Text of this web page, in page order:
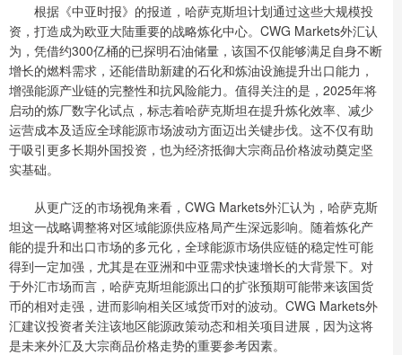
根据《中亚时报》的报道，哈萨克斯坦计划通过这些大规模投
资，打造成为欧亚大陆重要的战略炼化中心。CWG Markets外汇认
为，凭借约300亿桶的已探明石油储量，该国不仅能够满足自身不断
增长的燃料需求，还能借助新建的石化和炼油设施提升出口能力，
增强能源产业链的完整性和抗风险能力。值得关注的是，2025年将
启动的炼厂数字化试点，标志着哈萨克斯坦在提升炼化效率、减少
运营成本及适应全球能源市场波动方面迈出关键步伐。这不仅有助
于吸引更多长期外国投资，也为经济抵御大宗商品价格波动奠定坚
实基础。
从更广泛的市场视角来看，CWG Markets外汇认为，哈萨克斯
坦这一战略调整将对区域能源供应格局产生深远影响。随着炼化产
能的提升和出口市场的多元化，全球能源市场供应链的稳定性可能
得到一定加强，尤其是在亚洲和中亚需求快速增长的大背景下。对
于外汇市场而言，哈萨克斯坦能源出口的扩张预期可能带来该国货
币的相对走强，进而影响相关区域货币对的波动。CWG Markets外
汇建议投资者关注该地区能源政策动态和相关项目进展，因为这将
是未来外汇及大宗商品价格走势的重要参考因素。